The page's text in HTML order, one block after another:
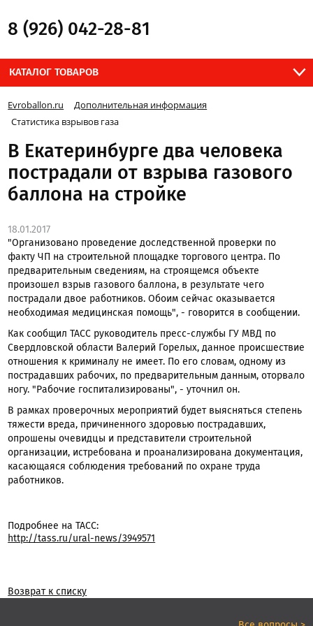
8 (926) 042-28-81
КАТАЛОГ ТОВАРОВ
Evroballon.ru
Дополнительная информация
Статистика взрывов газа
В Екатеринбурге два человека
пострадали от взрыва газового
баллона на стройке
18.01.2017
"Организовано проведение доследственной проверки по
факту ЧП на строительной площадке торгового центра. По
предварительным сведениям, на строящемся объекте
произошел взрыв газового баллона, в результате чего
пострадали двое работников. Обоим сейчас оказывается
необходимая медицинская помощь", - говорится в сообщении.
Как сообщил ТАСС руководитель пресс-службы ГУ МВД по
Свердловской области Валерий Горелых, данное происшествие
отношения к криминалу не имеет. По его словам, одному из
пострадавших рабочих, по предварительным данным, оторвало
ногу. "Рабочие госпитализированы", - уточнил он.
В рамках проверочных мероприятий будет выясняться степень
тяжести вреда, причиненного здоровью пострадавших,
опрошены очевидцы и представители строительной
организации, истребована и проанализирована документация,
касающаяся соблюдения требований по охране труда
работников.
Подробнее на ТАСС:
http://tass.ru/ural-news/3949571
Возврат к списку